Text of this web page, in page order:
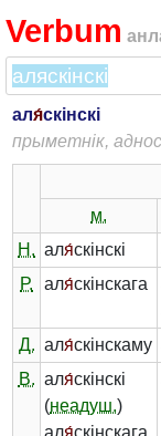
Verbum
аля́скінскі
прыметнік,
м.
Н. аля́скінскі
Р.
аля́скінскага
Д. аля́скінскаму
В. аля́скінскі
(неадуш.)
аля́скінскага